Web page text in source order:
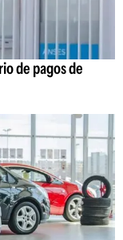
de pagos de